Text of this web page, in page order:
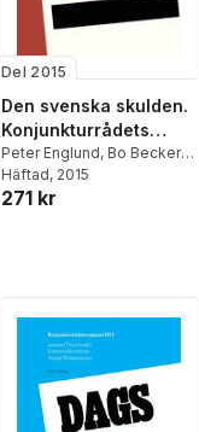
Del 2015
Den svenska skulden.
Konjunkturrådets
rapport 2015
Peter Englund, Bo Becker,
Torbjörn Becker
Bos, Per Wissén
Häftad, 2015
271 kr